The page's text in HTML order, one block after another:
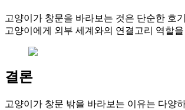
고양이가 창문을 바라보는 것은 단순한 호
고양이에게 외부 세계와의 연결고리 역할
결론
고양이가 창문 밖을 바라보는 이유는 다양